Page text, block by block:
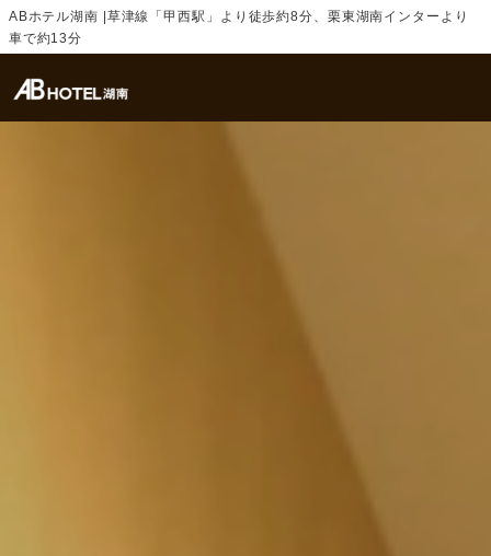
ABホテル湖南 |草津線「甲西駅」より徒歩約8分、栗東湖南インターより
車で約13分